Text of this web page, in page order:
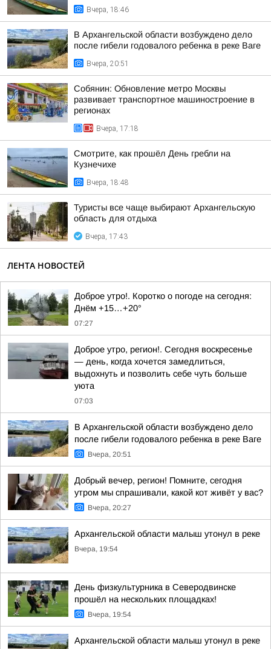
Вчера, 18:46
В Архангельской области возбуждено дело
после гибели годовалого ребенка в реке Ваге
Вчера, 20:51
Собянин: Обновление метро Москвы
развивает транспортное машиностроение в
регионах
Вчера, 17:18
Смотрите, как прошёл День гребли на
Кузнечихе
Вчера, 18:48
Туристы все чаще выбирают Архангельскую
область для отдыха
Вчера, 17:43
ЛЕНТА НОВОСТЕЙ
Доброе утро!. Коротко о погоде на сегодня:
Днём +15…+20°
07:27
Доброе утро, регион!. Сегодня воскресенье
— день, когда хочется замедлиться,
выдохнуть и позволить себе чуть больше
уюта
07:03
В Архангельской области возбуждено дело
после гибели годовалого ребенка в реке Ваге
Вчера, 20:51
Добрый вечер, регион! Помните, сегодня
утром мы спрашивали, какой кот живёт у вас?
Вчера, 20:27
Архангельской области малыш утонул в реке
Вчера, 19:54
День физкультурника в Северодвинске
прошёл на нескольких площадках!
Вчера, 19:54
Архангельской области малыш утонул в реке